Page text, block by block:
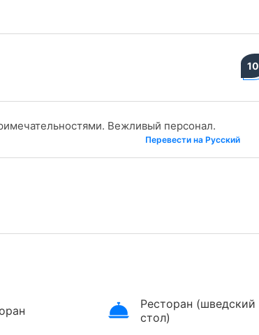
10
Вежливый персонал.
Перевести на Русский
Ресторан (шведский
стол)